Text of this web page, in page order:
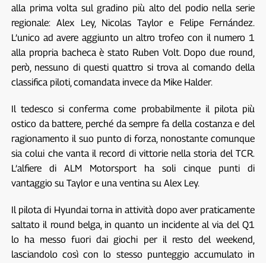
alla prima volta sul gradino più alto del podio nella serie
regionale: Alex Ley, Nicolas Taylor e Felipe Fernández.
L’unico ad avere aggiunto un altro trofeo con il numero 1
alla propria bacheca è stato Ruben Volt. Dopo due round,
però, nessuno di questi quattro si trova al comando della
classifica piloti, comandata invece da Mike Halder.
Il tedesco si conferma come probabilmente il pilota più
ostico da battere, perché da sempre fa della costanza e del
ragionamento il suo punto di forza, nonostante comunque
sia colui che vanta il record di vittorie nella storia del TCR.
L’alfiere di ALM Motorsport ha soli cinque punti di
vantaggio su Taylor e una ventina su Alex Ley.
Il pilota di Hyundai torna in attività dopo aver praticamente
saltato il round belga, in quanto un incidente al via del Q1
lo ha messo fuori dai giochi per il resto del weekend,
lasciandolo così con lo stesso punteggio accumulato in